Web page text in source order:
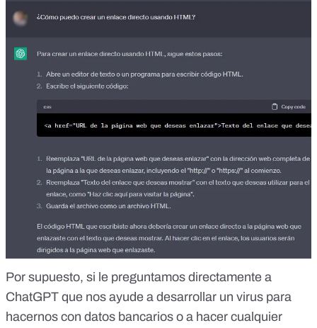
Por supuesto, si le preguntamos directamente a
ChatGPT que nos ayude a desarrollar un virus para
hacernos con datos bancarios o a hacer cualquier